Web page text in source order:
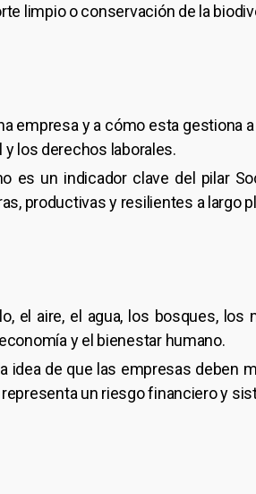
limpio o conservación de la
empresa y a cómo esta
y los derechos laborales.
es un indicador clave del pilar
productivas y resilientes a largo
el aire, el agua, los bosques, los
y el bienestar humano.
idea de que las empresas deben
un riesgo financiero y